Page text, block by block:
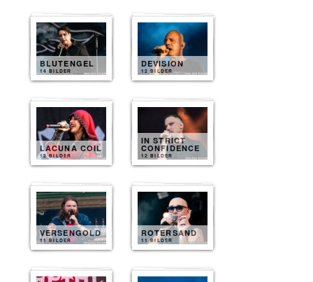
BLUTENGEL
14 BILDER
DEVISION
12 BILDER
LACUNA COIL
12 BILDER
IN STRICT
CONFIDENCE
12 BILDER
VERSENGOLD
11 BILDER
ROTERSAND
11 BILDER